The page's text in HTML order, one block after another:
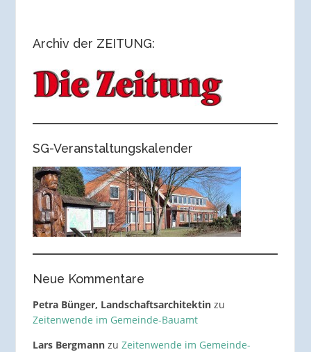
Archiv der ZEITUNG:
SG-Veranstaltungskalender
Neue Kommentare
Petra Bünger, Landschaftsarchitektinzu
Zeitenwende im Gemeinde-Bauamt
Lars Bergmannzu Zeitenwende im Gemeinde-